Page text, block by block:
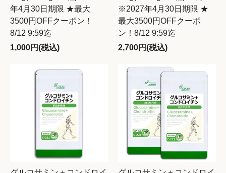
年4月30日期限 ★最大
3500円OFFクーポン！
8/12 9:59迄
1,000円(税込)
※2027年4月30日期限 ★
最大3500円OFFクーポ
ン！8/12 9:59迄
2,700円(税込)